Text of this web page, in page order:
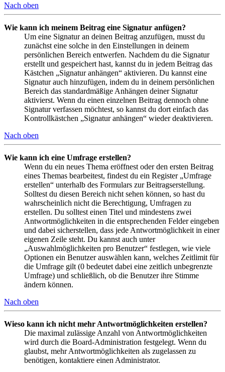
Nach oben
Wie kann ich meinem Beitrag eine Signatur anfügen?
Um eine Signatur an deinen Beitrag anzufügen, musst du
zunächst eine solche in den Einstellungen in deinem
persönlichen Bereich entwerfen. Nachdem du die Signatur
erstellt und gespeichert hast, kannst du in jedem Beitrag das
Kästchen „Signatur anhängen“ aktivieren. Du kannst eine
Signatur auch hinzufügen, indem du in deinem persönlichen
Bereich das standardmäßige Anhängen deiner Signatur
aktivierst. Wenn du einen einzelnen Beitrag dennoch ohne
Signatur verfassen möchtest, so kannst du dort einfach das
Kontrollkästchen „Signatur anhängen“ wieder deaktivieren.
Nach oben
Wie kann ich eine Umfrage erstellen?
Wenn du ein neues Thema eröffnest oder den ersten Beitrag
eines Themas bearbeitest, findest du ein Register „Umfrage
erstellen“ unterhalb des Formulars zur Beitragserstellung.
Solltest du diesen Bereich nicht sehen können, so hast du
wahrscheinlich nicht die Berechtigung, Umfragen zu
erstellen. Du solltest einen Titel und mindestens zwei
Antwortmöglichkeiten in die entsprechenden Felder eingeben
und dabei sicherstellen, dass jede Antwortmöglichkeit in einer
eigenen Zeile steht. Du kannst auch unter
„Auswahlmöglichkeiten pro Benutzer“ festlegen, wie viele
Optionen ein Benutzer auswählen kann, welches Zeitlimit für
die Umfrage gilt (0 bedeutet dabei eine zeitlich unbegrenzte
Umfrage) und schließlich, ob die Benutzer ihre Stimme
ändern können.
Nach oben
Wieso kann ich nicht mehr Antwortmöglichkeiten erstellen?
Die maximal zulässige Anzahl von Antwortmöglichkeiten
wird durch die Board-Administration festgelegt. Wenn du
glaubst, mehr Antwortmöglichkeiten als zugelassen zu
benötigen, kontaktiere einen Administrator.